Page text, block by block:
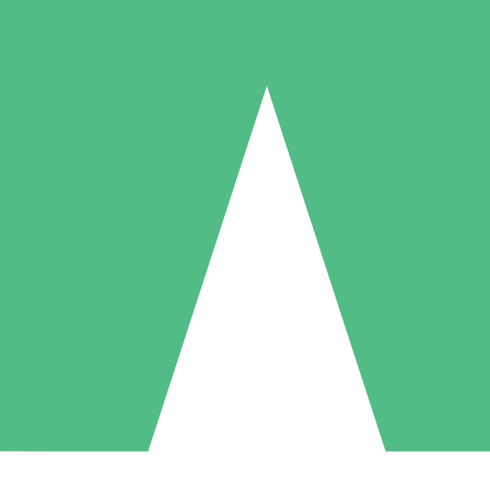
Individuelle Credit-Pakete
nach Bedarf mit Download-Credits. Keine monatliche Verpflichtung